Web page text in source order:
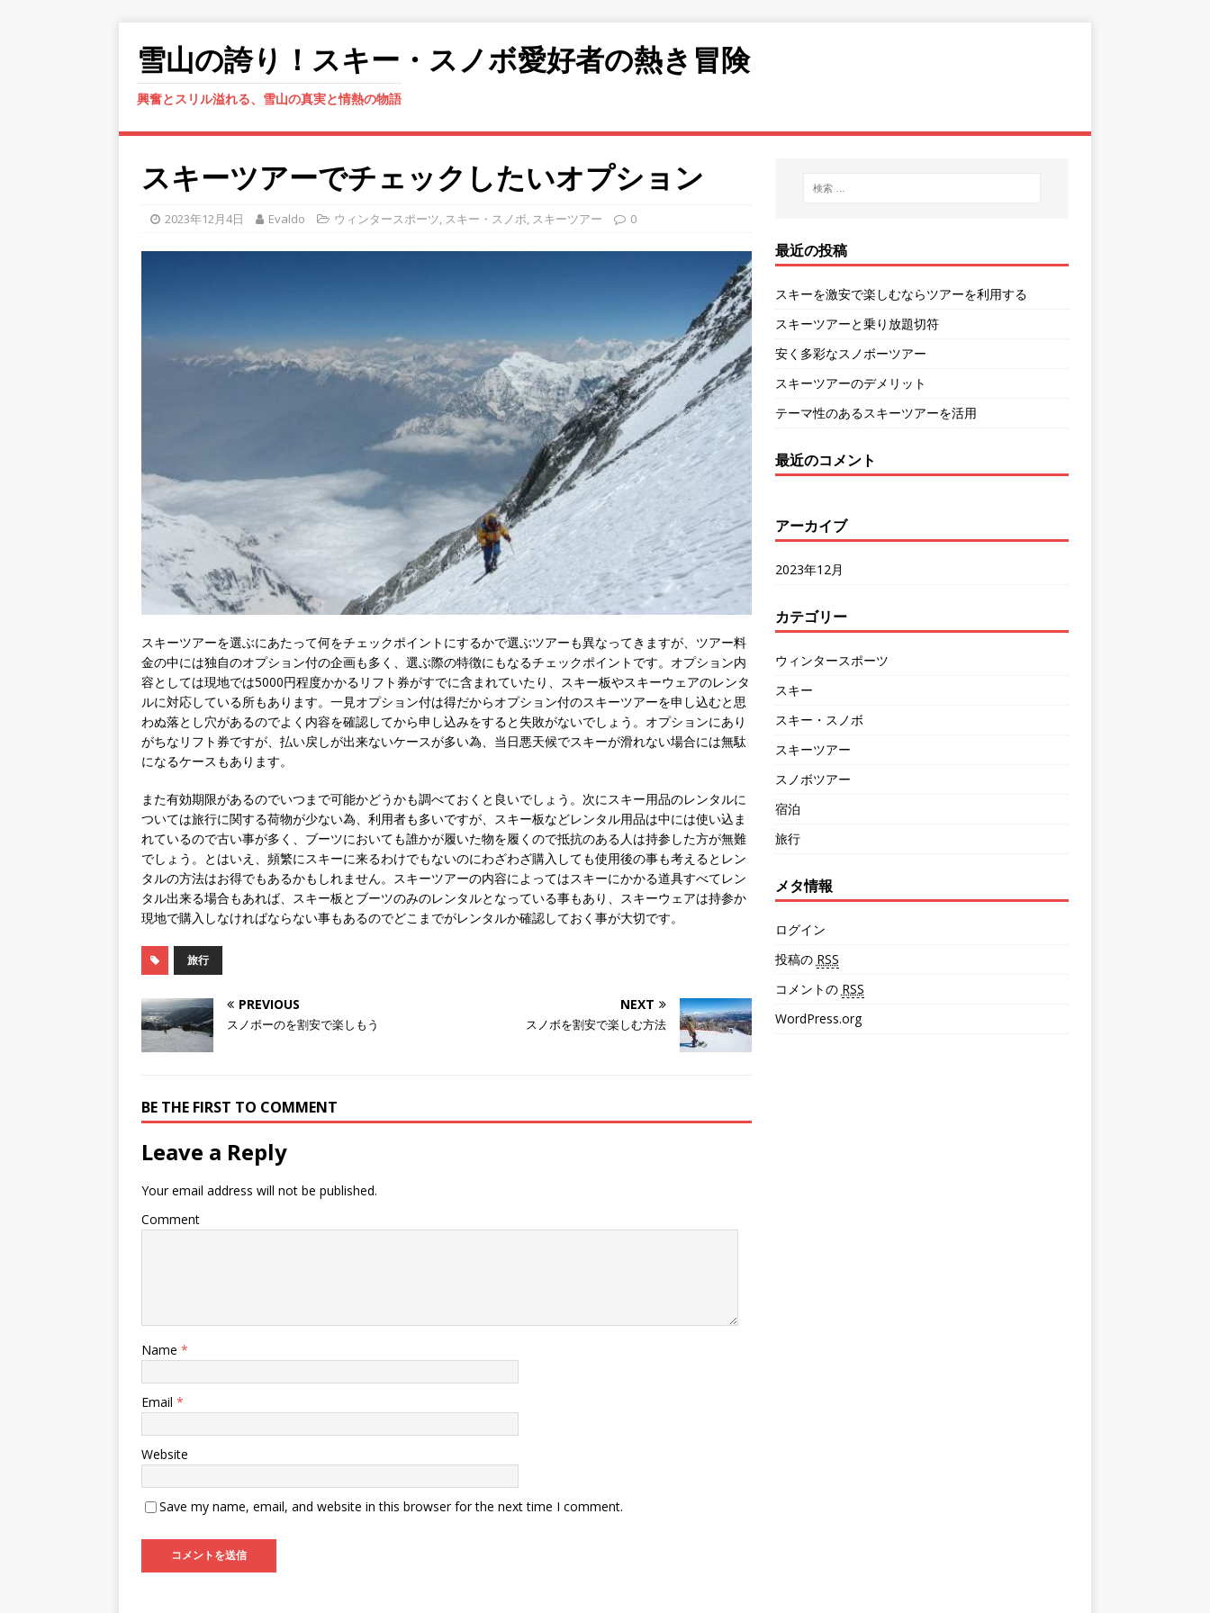
雪山の誇り！スキー・スノボ愛好者の熱き冒険
興奮とスリル溢れる、雪山の真実と情熱の物語
スキーツアーでチェックしたいオプション
2023年12月4日 Evaldo ウィンタースポーツ, スキー・スノボ, スキーツアー 0
スキーツアーを選ぶにあたって何をチェックポイントにするかで選ぶツアーも異なってきますが、ツアー料
金の中には独自のオプション付の企画も多く、選ぶ際の特徴にもなるチェックポイントです。 オプション内
容としては現地では5000円程度かかるリフト券がすでに含まれていたり、スキー板やスキーウェアのレンタ
ルに対応している所もあります。一見オプション付は得だからオプション付のスキーツアーを申し込むと思
わぬ落とし穴があるのでよく内容を確認してから申し込みをすると失敗がないでしょう。オプションにあり
がちなリフト券ですが、払い戻しが出来ないケースが多い為、当日悪天候でスキーが滑れない場合には無駄
になるケースもあります。
また有効期限があるのでいつまで可能かどうかも調べておくと良いでしょう。次にスキー用品のレンタルに
ついては旅行に関する荷物が少ない為、利用者も多いですが、スキー板などレンタル用品は中には使い込ま
れているので古い事が多く、ブーツにおいても誰かが履いた物を履くので抵抗のある人は持参した方が無難
でしょう。とはいえ、頻繁にスキーに来るわけでもないのにわざわざ購入しても使用後の事も考えるとレン
タルの方法はお得でもあるかもしれません。スキーツアーの内容によってはスキーにかかる道具すべてレン
タル出来る場合もあれば、スキー板とブーツのみのレンタルとなっている事もあり、スキーウェアは持参か
現地で購入しなければならない事もあるのでどこまでがレンタルか確認しておく事が大切です。
旅行
PREVIOUS
スノボーのを割安で楽しもう
NEXT
スノボを割安で楽しむ方法
BE THE FIRST TO COMMENT
Leave a Reply
Your email address will not be published.
Comment
Name *
Email *
Website
Save my name, email, and website in this browser for the next time I comment.
最近の投稿
スキーを激安で楽しむならツアーを利用する
スキーツアーと乗り放題切符
安く多彩なスノボーツアー
スキーツアーのデメリット
テーマ性のあるスキーツアーを活用
最近のコメント
アーカイブ
2023年12月
カテゴリー
ウィンタースポーツ
スキー
スキー・スノボ
スキーツアー
スノボツアー
宿泊
旅行
メタ情報
ログイン
投稿の RSS
コメントの RSS
WordPress.org